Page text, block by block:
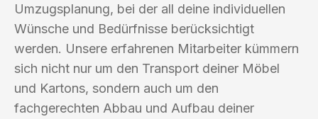
Umzugsplanung, bei der all deine individuellen
Wünsche und Bedürfnisse berücksichtigt
werden. Unsere erfahrenen Mitarbeiter kümmern
sich nicht nur um den Transport deiner Möbel
und Kartons, sondern auch um den
fachgerechten Abbau und Aufbau deiner